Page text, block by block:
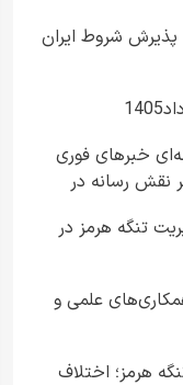
پذیرش شروط ایران
خبرهای فوری
نقش رسانه در
تنگه هرمز در
علمی و
هرمز؛ اختلاف